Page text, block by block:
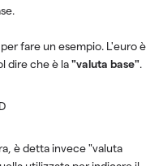
fare un esempio. L'euro è
dire che è la"valuta base".
è detta invece "valuta